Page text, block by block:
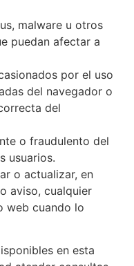
malware u otros
puedan afectar a
por el uso
del navegador o
del
o fraudulento del
usuarios.
o actualizar, en
aviso, cualquier
web cuando lo
en esta